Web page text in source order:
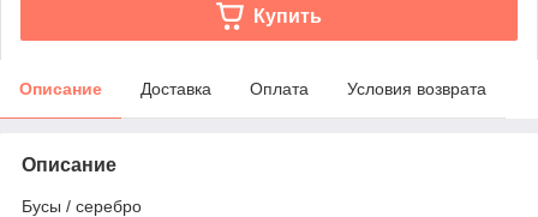
Купить
Описание Доставка Оплата Условия возврата
Описание
Бусы / серебро